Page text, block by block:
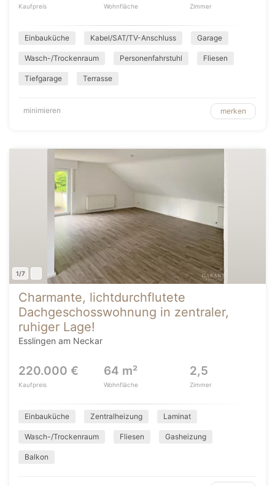
Kaufpreis Wohnfläche Zimmer
Einbauküche Kabel/SAT/TV-Anschluss Garage
Wasch-/Trockenraum Personenfahrstuhl Fliesen
Tiefgarage Terrasse
minimieren merken
1/7
Charmante, lichtdurchflutete
Dachgeschosswohnung in zentraler,
ruhiger Lage!
Esslingen am Neckar
220.000 €
Kaufpreis
64 m²
Wohnfläche
2,5
Zimmer
Einbauküche Zentralheizung Laminat
Wasch-/Trockenraum Fliesen Gasheizung
Balkon